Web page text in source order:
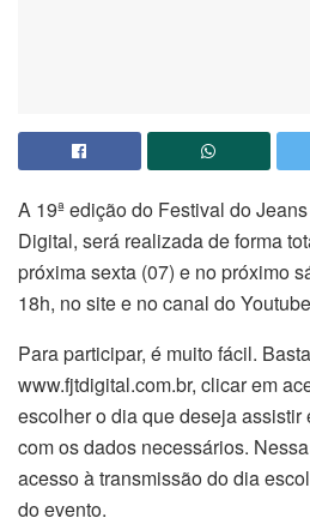
A 19ª edição do Festival do
Digital, será realizada de forma
próxima sexta (07) e no próximo
18h, no site e no canal do
Para participar, é muito fácil.
www.fjtdigital.com.br, clicar em
escolher o dia que deseja assistir
com os dados necessários.
acesso à transmissão do dia
do evento.